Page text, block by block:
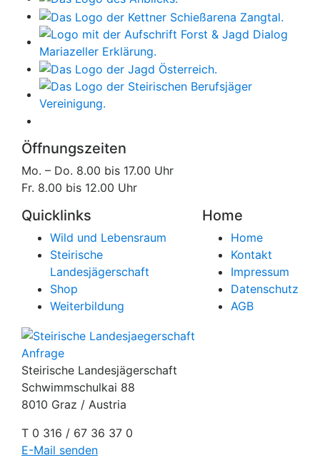
Öffnungszeiten
Mo. – Do. 8.00 bis 17.00 Uhr
Fr. 8.00 bis 12.00 Uhr
Quicklinks
Wild und Lebensraum
Steirische
Landesjägerschaft
Shop
Weiterbildung
Home
Home
Kontakt
Impressum
Datenschutz
AGB
Anfrage
Steirische Landesjägerschaft
Schwimmschulkai 88
8010 Graz / Austria
T 0 316 / 67 36 37 0
E-Mail senden